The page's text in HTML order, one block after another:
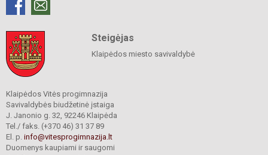
Steigėjas
Klaipėdos miesto savivaldybė
Klaipėdos Vitės progimnazija
Savivaldybės biudžetinė įstaiga
J. Janonio g. 32, 92246 Klaipėda
Tel./ faks. (+370 46) 31 37 89
El. p. info@vitesprogimnazija.lt
Duomenys kaupiami ir saugomi